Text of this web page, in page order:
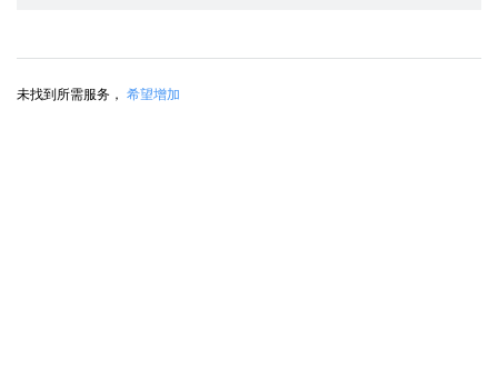
政务公开
未找到所需服务， 希望增加